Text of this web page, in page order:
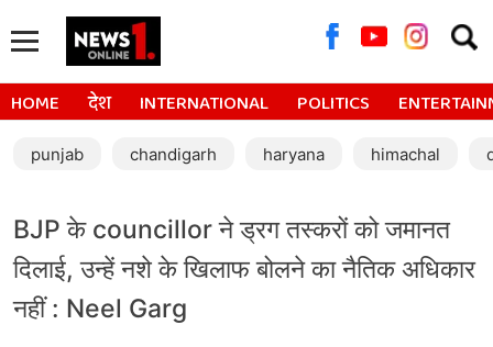
for:
HOME देश INTERNATIONAL POLITICS
punjab chandigarh haryana himachal
BJP के councillor ने ड्रग तस्करों को जमानत
दिलाई, उन्हें नशे के खिलाफ बोलने का नैतिक अधिकार
नहीं : Neel Garg